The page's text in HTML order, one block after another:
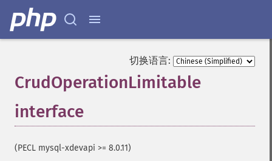
切换语言:
CrudOperationLimitable
interface
(PECL mysql-xdevapi >= 8.0.11)